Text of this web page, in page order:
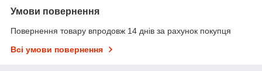
Умови повернення
Повернення товару впродовж 14 днів за рахунок покупця
Всі умови повернення